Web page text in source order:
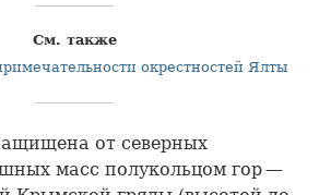
См. также
окрестностей Ялты
от северных
масс полукольцом гор —